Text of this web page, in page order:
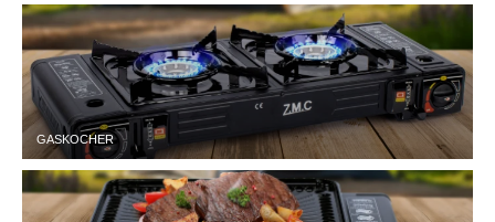
GASKOCHER